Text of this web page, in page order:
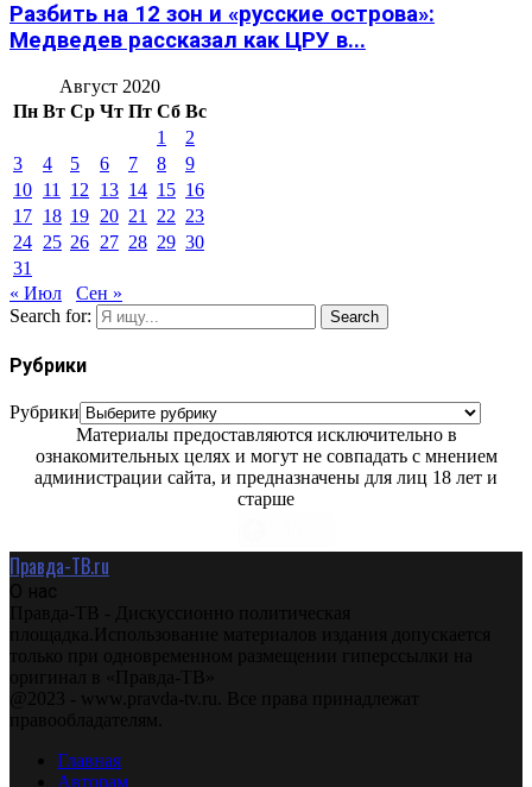
Разбить на 12 зон и «русские острова»:
Медведев рассказал как ЦРУ в...
Август 2020
Пн Вт Ср Чт Пт Сб Вс
1
2
3
4 5 6 7 8
9
10 11 12 13 14 15 16
17 18 19 20 21 22 23
24 25 26 27 28 29 30
31
« Июл
Сен »
Search for:
Search
Рубрики
Рубрики
Материалы предоставляются исключительно в
ознакомительных целях и могут не совпадать с мнением
администрации сайта, и предназначены для лиц 18 лет и
старше
Правда-ТВ.ru
О нас
Правда-ТВ - Дискуссионно политическая
площадка.Использование материалов издания допускается
только при одновременном размещении гиперссылки на
оригинал в «Правда-ТВ»
@2023 - www.pravda-tv.ru. Все права принадлежат
правообладателям.
Главная
Авторам